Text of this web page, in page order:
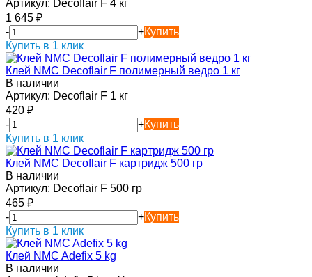
Артикул: Decoflair F 4 кг
1 645 ₽
-
+Купить
Купить в 1 клик
Клей NMC Decoflair F полимерный ведро 1 кг
В наличии
Артикул: Decoflair F 1 кг
420 ₽
-
+Купить
Купить в 1 клик
Клей NMC Decoflair F картридж 500 гр
В наличии
Артикул: Decoflair F 500 гр
465 ₽
-
+Купить
Купить в 1 клик
Клей NMC Adefix 5 kg
В наличии